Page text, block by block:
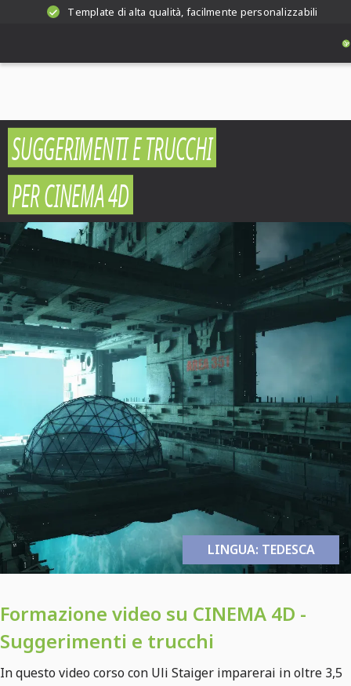
Template di alta qualità, facilmente personalizzabili
SUGGERIMENTI E TRUCCHI
PER CINEMA 4D
LINGUA: TEDESCA
Formazione video su CINEMA 4D -
Suggerimenti e trucchi
In questo video corso con Uli Staiger imparerai in oltre 3,5